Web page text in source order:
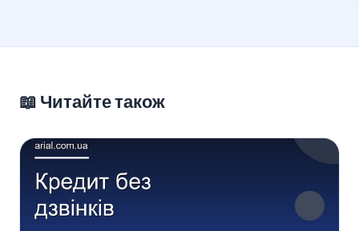
📖 Читайте також